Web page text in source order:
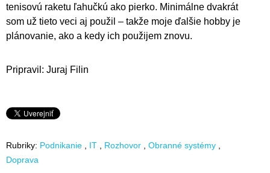
tenisovú raketu ľahučkú ako pierko. Minimálne dvakrát
som už tieto veci aj použil – takže moje ďalšie hobby je
plánovanie, ako a kedy ich použijem znovu.
Pripravil: Juraj Filin
Rubriky: Podnikanie IT Rozhovor
Obranné systémy
Doprava